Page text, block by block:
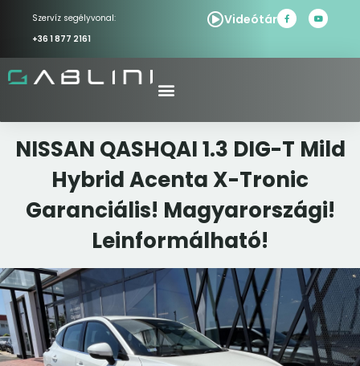
Szervíz segélyvonal:
+36 1 877 2161
Videótár
NISSAN QASHQAI 1.3 DIG-T Mild
Hybrid Acenta X-Tronic
Garanciális! Magyarországi!
Leinformálható!